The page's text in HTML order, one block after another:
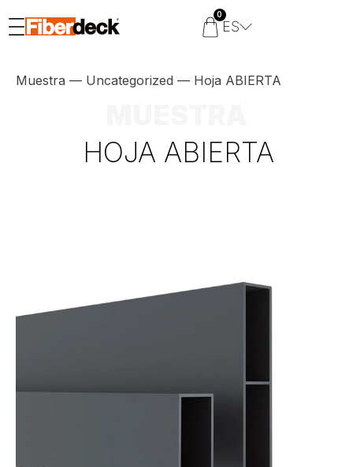
0
ES
Muestra — Uncategorized — Hoja ABIERTA
HOJA ABIERTA